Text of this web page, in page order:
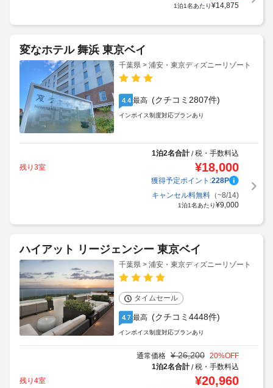
1泊1名あたり¥14,875
変なホテル 舞浜 東京ベイ
千葉県 > 浦安・東京ディズニーリゾート
4.4 最高 (クチコミ2807件)
インボイス制度対応プランあり
1泊2名合計/税・手数料込
残り3室
¥18,000
獲得予定ポイント:228P
キャンセル料無料（~8/14)
1泊1名あたり¥9,000
ハイアット リージェンシー 東京ベイ
千葉県 > 浦安・東京ディズニーリゾート
タイムセール
4.7 最高 (クチコミ4448件)
インボイス制度対応プランあり
通常価格 ¥ 26,200 20%OFF
1泊2名合計/税・手数料込
残り4室
¥20,960